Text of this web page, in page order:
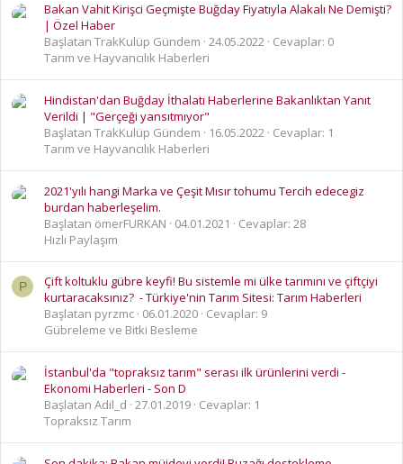
Bakan Vahit Kirişci Geçmişte Buğday Fiyatıyla Alakalı Ne Demişti?
| Özel Haber
Başlatan TrakKulüp Gündem 24.05.2022 Cevaplar: 0
Tarım ve Hayvancılık Haberleri
Hindistan'dan Buğday İthalatı Haberlerine Bakanlıktan Yanıt
Verildi | "Gerçeği yansıtmıyor"
Başlatan TrakKulüp Gündem
16.05.2022 Cevaplar: 1
Tarım ve Hayvancılık Haberleri
2021'yılı hangi Marka ve Çeşit Mısır tohumu Tercih edecegiz
burdan haberleşelim.
Başlatan ömerFURKAN
04.01.2021
Cevaplar: 28
Hızlı Paylaşım
P
Çift koltuklu gübre keyfi! Bu sistemle mi ülke tarımını ve çiftçiyi
kurtaracaksınız? - Türkiye'nin Tarım Sitesi: Tarım Haberleri
Başlatan pyrzmc 06.01.2020 Cevaplar: 9
Gübreleme ve Bitki Besleme
İstanbul'da "topraksız tarım" serası ilk ürünlerini verdi -
Ekonomi Haberleri - Son D
Başlatan Adil_d 27.01.2019 Cevaplar: 1
Topraksız Tarım